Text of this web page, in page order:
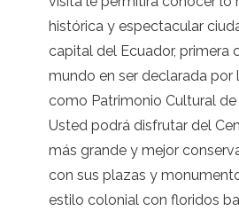
histórica y espectacular
capital del Ecuador, primera
mundo en ser declarada por
como Patrimonio Cultural de
Usted podrá disfrutar del
más grande y mejor
con sus plazas y
estilo colonial con floridos